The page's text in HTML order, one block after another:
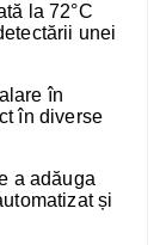
la 72°C
unei
în
în diverse
a adăuga
și